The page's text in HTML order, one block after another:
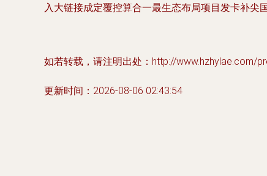
入大链接成定覆控算合一最生态布局项目发卡补尖
如若转载，请注明出处：http://www.hzhylae.com/
更新时间：2026-08-06 02:43:54